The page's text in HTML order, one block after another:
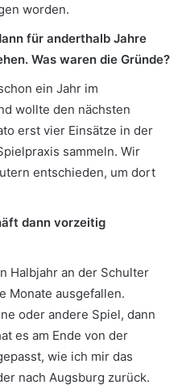
worden.
für anderthalb Jahre
Was waren die Gründe?
ein Jahr im
wollte den nächsten
erst vier Einsätze in der
sammeln. Wir
entschieden, um dort
dann vorzeitig
Halbjahr an der Schulter
Monate ausgefallen.
oder andere Spiel, dann
es am Ende von der
wie ich mir das
nach Augsburg zurück.